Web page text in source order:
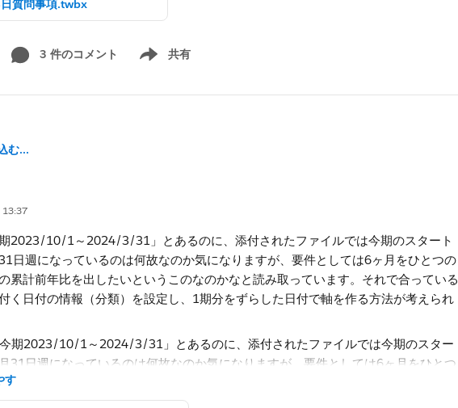
質問事項.twbx
3 件のコメント 共有
Show menu
む...
13:37
2023/10/1～2024/3/31」とあるのに、添付されたファイルでは今期のスタート
日週になっているのは何故なのか気になりますが、要件としては6ヶ月をひとつの
累計前年比を出したいというこのなのかなと読み取っています。それで合っている
く日付の情報（分類）を設定し、1期分をずらした日付で軸を作る方法が考えられ
す